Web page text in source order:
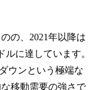
の、2021年以降は
ルに達しています。
ウンという極端な
移動需要の強さで